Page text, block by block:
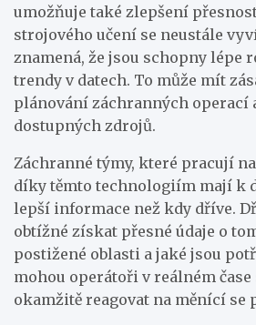
umožňuje také zlepšení
strojového učení se neustále
znamená, že jsou schopny lépe
trendy v datech. To může mít
plánování záchranných
dostupných zdrojů.
Záchranné týmy, které pracují
díky těmto technologiím mají k
lepší informace než kdy dříve.
obtížné získat přesné údaje o
postižené oblasti a jaké jsou
mohou operátoři v reálném
okamžitě reagovat na měnící se